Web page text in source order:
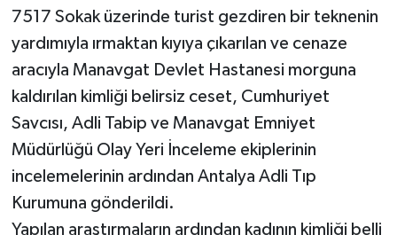
7517 Sokak üzerinde turist gezdiren bir teknenin
yardımıyla ırmaktan kıyıya çıkarılan ve cenaze
aracıyla Manavgat Devlet Hastanesi morguna
kaldırılan kimliği belirsiz ceset, Cumhuriyet
Savcısı, Adli Tabip ve Manavgat Emniyet
Müdürlüğü Olay Yeri İnceleme ekiplerinin
incelemelerinin ardından Antalya Adli Tıp
Kurumuna gönderildi.
Yapılan araştırmaların ardından kadının kimliği belli